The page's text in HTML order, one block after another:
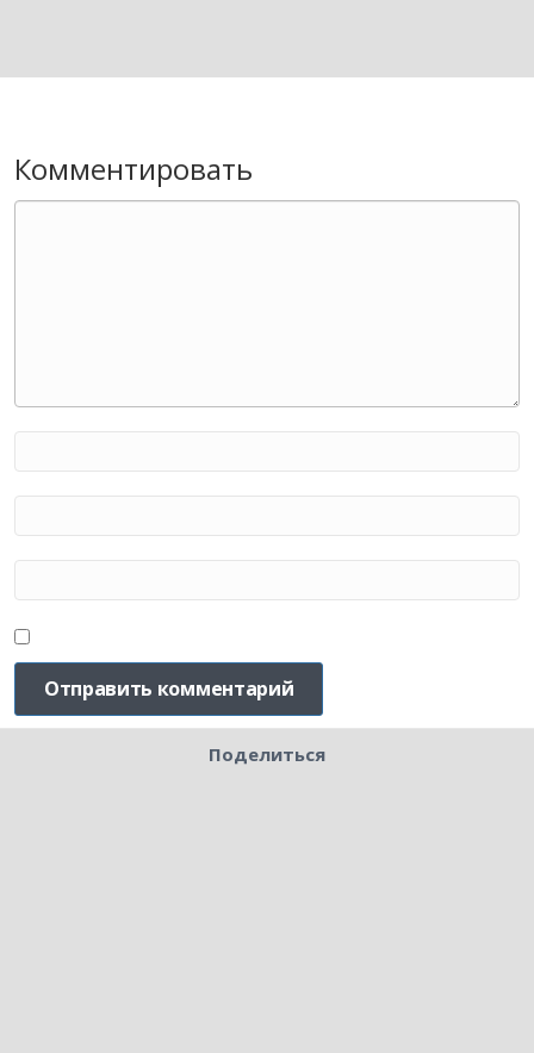
Комментировать
Поделиться